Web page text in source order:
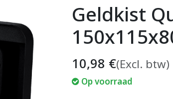
Geldkist
10,98 €(Excl. btw)
Op voorraad